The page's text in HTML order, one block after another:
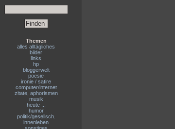
Themen
alles alltägliches
bilder
links
hp
bloggerwelt
poesie
ironie / satire
computer/internet
zitate, aphorismen
musik
heute ...
humor
politik/gesellsch.
innenleben